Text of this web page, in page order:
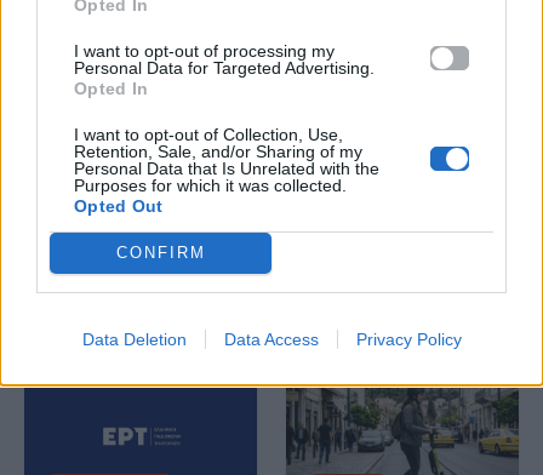
Opted In
I want to opt-out of processing my
Personal Data for Targeted Advertising.
Opted In
I want to opt-out of Collection, Use,
Retention, Sale, and/or Sharing of my
Personal Data that Is Unrelated with the
Purposes for which it was collected.
Opted Out
CONFIRM
Data Deletion Data Access Privacy Policy
Life
Πού να μην
κολυμπήσεις στην
Αττική: Οι 29
ακατάλληλες παραλίες
25.06.2026
Life
AKTOR: Δίπλα στους
νέους επιστήμονες με
το πρόγραμμα
AKTOR4TheFuture
04.06.2026